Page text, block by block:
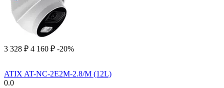
3 328 ₽ 4 160 ₽ -20%
ATIX AT-NC-2E2M-2.8/M (12L)
0.0